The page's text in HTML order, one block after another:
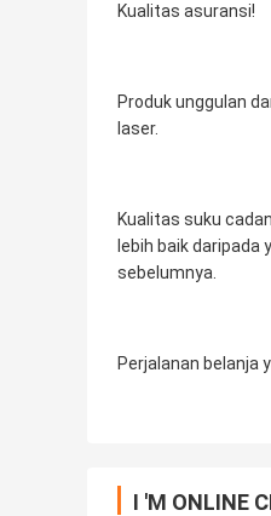
Kualitas asuransi!
Produk unggulan
laser.
Kualitas suku
lebih baik daripada
sebelumnya.
Perjalanan belanja
I 'M ONLINE